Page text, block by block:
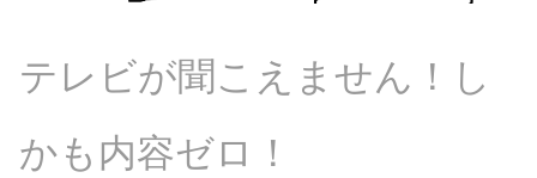
テレビが聞こえません！し
かも内容ゼロ！